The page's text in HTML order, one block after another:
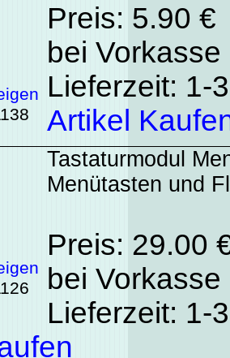
Preis: 5.90
bei
Lieferzeit: 1-
Artikel
Tastaturmodul
Menütasten und
Preis: 29.00
bei
Lieferzeit: 1-